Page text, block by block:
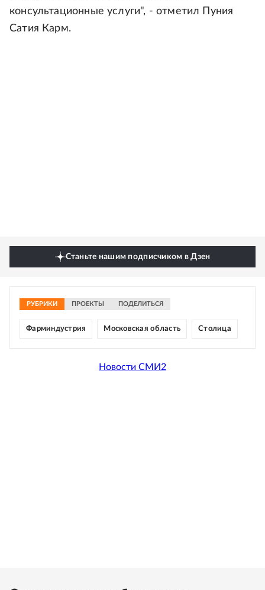
консультационные услуги", - отметил Пуния
Сатия Карм.
Станьте нашим подписчиком в Дзен
РУБРИКИ ПРОЕКТЫ ПОДЕЛИТЬСЯ
Фарминдустрия Московская область Столица
Новости СМИ2